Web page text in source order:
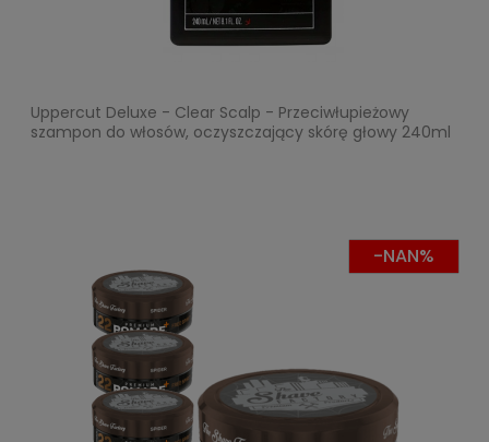
Uppercut Deluxe - Clear Scalp - Przeciwłupieżowy
szampon do włosów, oczyszczający skórę głowy 240ml
-NAN%